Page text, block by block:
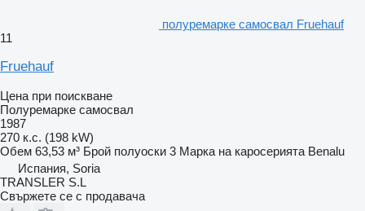
полуремарке самосвал Fruehauf
11
Fruehauf
Цена при поискване
Полуремарке самосвал
1987
270 к.с. (198 kW)
Обем 63,53 м³ Брой полуоски 3 Марка на каросерията Benalu
Испания, Soria
TRANSLER S.L
Свържете се с продавача